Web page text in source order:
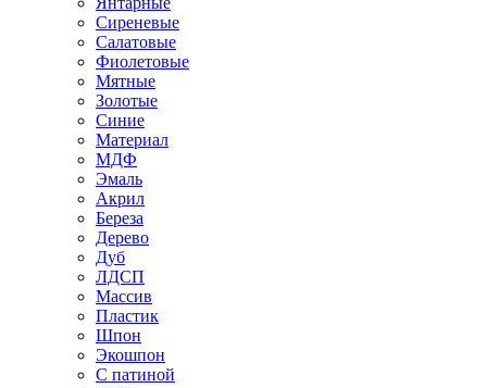
Сиреневые
Салатовые
Фиолетовые
Мятные
Золотые
Синие
Материал
МДФ
Эмаль
Акрил
Береза
Дерево
Дуб
ЛДСП
Массив
Пластик
Шпон
Экошпон
С патиной